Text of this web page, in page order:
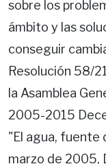
sobre los
ámbito y las
conseguir
Resolución 58/
la Asamblea
2005-2015
"El agua, fuente
marzo de 2005,